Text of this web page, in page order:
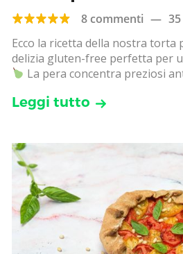
8 commenti —
Ecco la ricetta della nostra torta
delizia gluten-free perfetta per
La pera concentra preziosi
Leggi tutto